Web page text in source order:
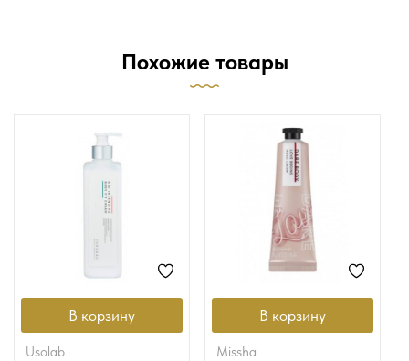
Похожие товары
В корзину
usolab
В корзину
missha